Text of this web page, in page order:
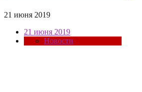
21 июня 2019
21 июня 2019
Новости